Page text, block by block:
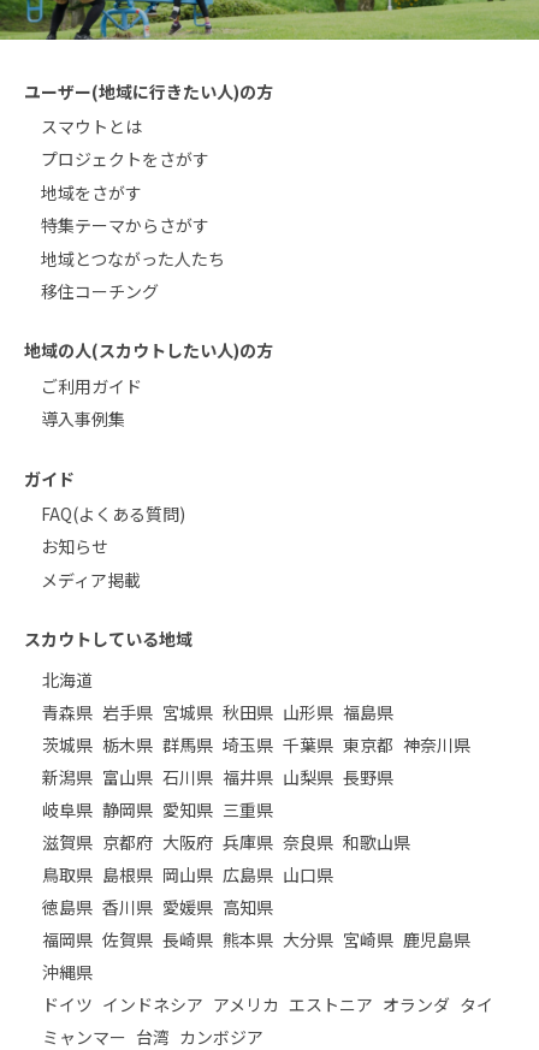
ユーザー(地域に行きたい人)の方
スマウトとは
プロジェクトをさがす
地域をさがす
特集テーマからさがす
地域とつながった人たち
移住コーチング
地域の人(スカウトしたい人)の方
ご利用ガイド
導入事例集
ガイド
FAQ(よくある質問)
お知らせ
メディア掲載
スカウトしている地域
北海道
青森県 岩手県 宮城県 秋田県 山形県 福島県
茨城県 栃木県 群馬県 埼玉県 千葉県 東京都 神奈川県
新潟県 富山県 石川県 福井県 山梨県 長野県
岐阜県 静岡県 愛知県 三重県
滋賀県 京都府 大阪府 兵庫県 奈良県 和歌山県
鳥取県 島根県 岡山県 広島県 山口県
徳島県 香川県 愛媛県 高知県
福岡県 佐賀県 長崎県 熊本県 大分県 宮崎県 鹿児島県
沖縄県
ドイツ インドネシア アメリカ エストニア オランダ タイ
ミャンマー 台湾 カンボジア